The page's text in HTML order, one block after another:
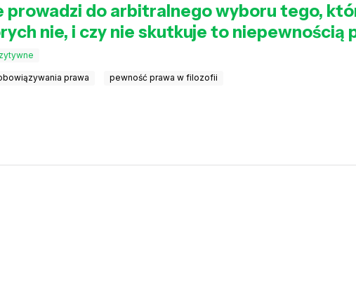
prowadzi do arbitralnego wyboru tego,
nie, i czy nie skutkuje to niepewnością
prawa pewność prawa w filozofii